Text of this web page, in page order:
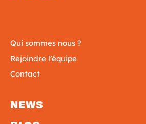
Qui sommes nous ?
Rejoindre l’équipe
Contact
NEWS